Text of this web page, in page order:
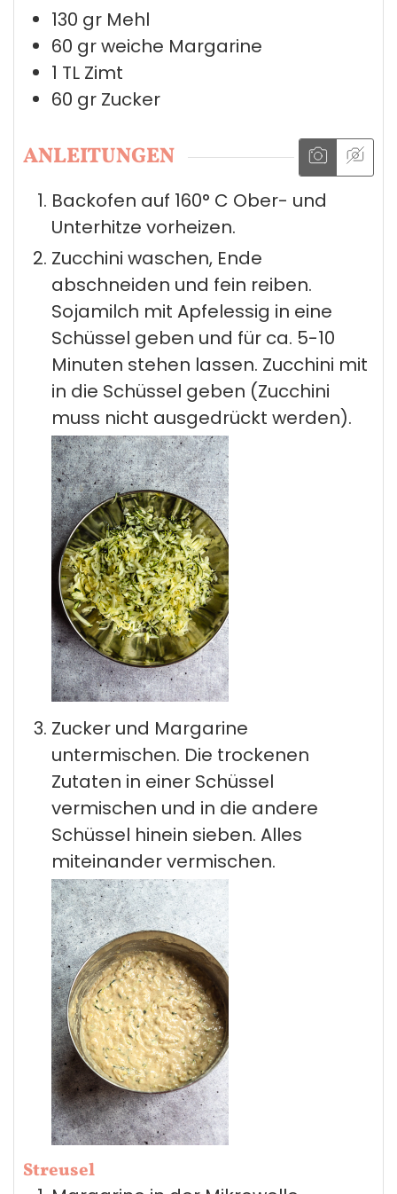
130 gr Mehl
60 grweiche Margarine
1 TL Zimt
60 gr Zucker
ANLEITUNGEN
Backofen auf 160° C Ober- und
Unterhitze vorheizen.
Zucchini waschen, Ende
abschneiden und fein reiben.
Sojamilch mit Apfelessig in eine
Schüssel geben und für ca. 5-10
Minuten stehen lassen. Zucchini mit
in die Schüssel geben (Zucchini
muss nicht ausgedrückt werden).
Zucker und Margarine
untermischen. Die trockenen
Zutaten in einer Schüssel
vermischen und in die andere
Schüssel hinein sieben. Alles
miteinander vermischen.
Streusel